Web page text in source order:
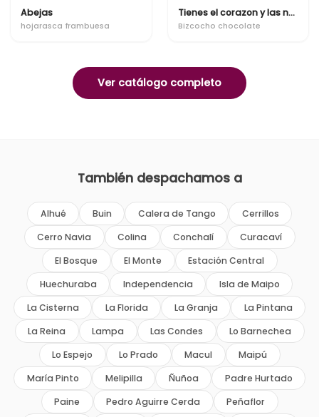
Abejas
hojarasca frambuesa
Tienes el corazon y las nalgas mas bellas
Bizcocho chocolate
Ver catálogo completo
También despachamos a
Alhué Buin Calera de Tango
Cerrillos
Cerro Navia
Colina Conchalí
Curacaví
El Bosque
El Monte
Estación Central
Huechuraba
Independencia
Isla de Maipo
La Cisterna
La Florida La Granja
La Pintana
La Reina
Lampa Las Condes
Lo Barnechea
Lo Espejo
Lo Prado Macul
Maipú
María Pinto
Melipilla Ñuñoa
Padre Hurtado
Paine
Pedro Aguirre Cerda Peñaflor